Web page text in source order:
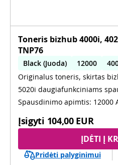
Toneris bizhub 4000i,
TNP76
Black (Juoda) 12000
Originalus toneris, skirtas
5020i daugiafunkciniams
Spausdinimo apimtis: 12000
Įsigyti 104,00 EUR
ĮDĖTI Į
Pridėti palyginimui